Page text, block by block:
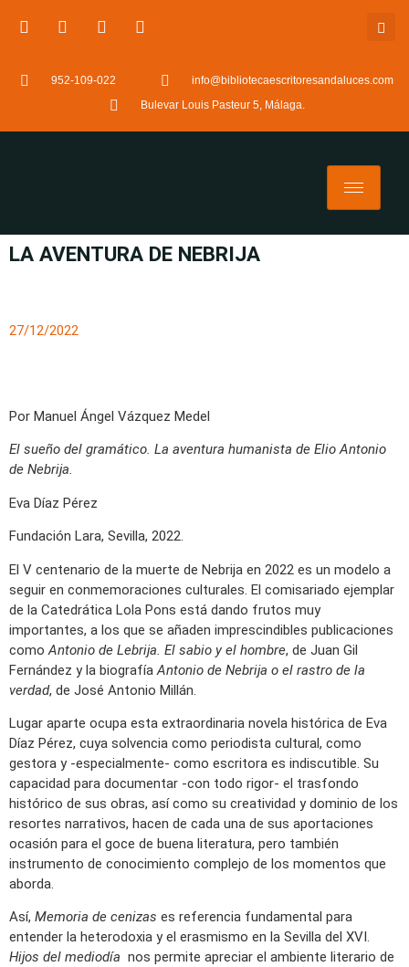
952-109-022
info@bibliotecaescritoresandaluces.com
Bulevar Louis Pasteur 5, Málaga.
LA AVENTURA DE NEBRIJA
27/12/2022
Por Manuel Ángel Vázquez Medel
El sueño del gramático. La aventura humanista de Elio Antonio
de Nebrija.
Eva Díaz Pérez
Fundación Lara, Sevilla, 2022.
El V centenario de la muerte de Nebrija en 2022 es un modelo a
seguir en conmemoraciones culturales. El comisariado ejemplar
de la Catedrática Lola Pons está dando frutos muy
importantes, a los que se añaden imprescindibles publicaciones
como Antonio de Lebrija. El sabio y el hombre, de Juan Gil
Fernández y la biografía Antonio de Nebrija o el rastro de la
verdad, de José Antonio Millán.
Lugar aparte ocupa esta extraordinaria novela histórica de Eva
Díaz Pérez, cuya solvencia como periodista cultural, como
gestora y -especialmente- como escritora es indiscutible. Su
capacidad para documentar -con todo rigor- el trasfondo
histórico de sus obras, así como su creatividad y dominio de los
resortes narrativos, hacen de cada una de sus aportaciones
ocasión para el goce de buena literatura, pero también
instrumento de conocimiento complejo de los momentos que
aborda.
Así, Memoria de cenizas es referencia fundamental para
entender la heterodoxia y el erasmismo en la Sevilla del XVI.
Hijos del mediodía nos permite apreciar el ambiente literario de